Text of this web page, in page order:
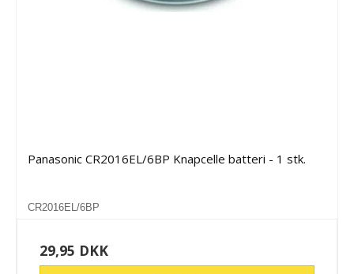
Panasonic CR2016EL/6BP Knapcelle batteri - 1 stk.
CR2016EL/6BP
29,95 DKK